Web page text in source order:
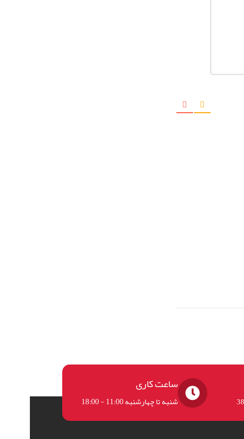
ساعت کاری
شنبه تا چهارشنبه 11:00 - 18:00